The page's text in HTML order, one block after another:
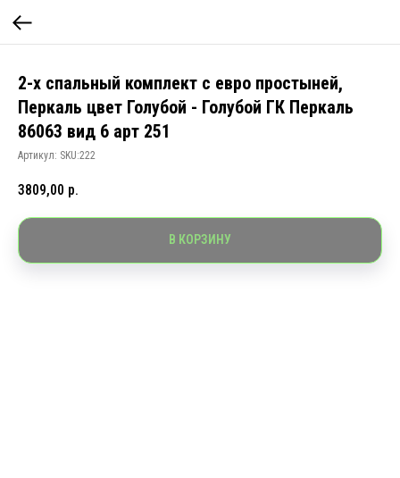
2-х спальный комплект с евро простыней,
Перкаль цвет Голубой - Голубой ГК Перкаль
86063 вид 6 арт 251
Артикул: SKU:222
3809,00 р.
В КОРЗИНУ